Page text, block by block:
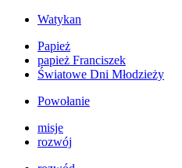
Watykan
Papież
papież Franciszek
Światowe Dni Młodzieży
Powołanie
misje
rozwój